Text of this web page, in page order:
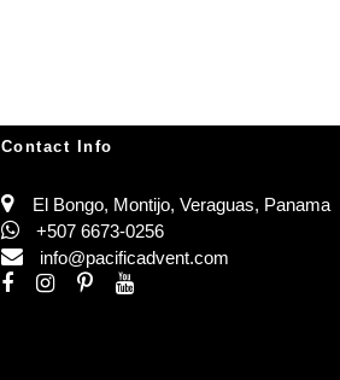
Contact Info
El Bongo, Montijo, Veraguas, Panama
+507 6673-0256
info@pacificadvent.com